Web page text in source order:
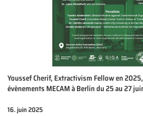
Youssef Cherif, Extractivism Fellow en
évènements MECAM à Berlin du 25 au 27
16. juin 2025